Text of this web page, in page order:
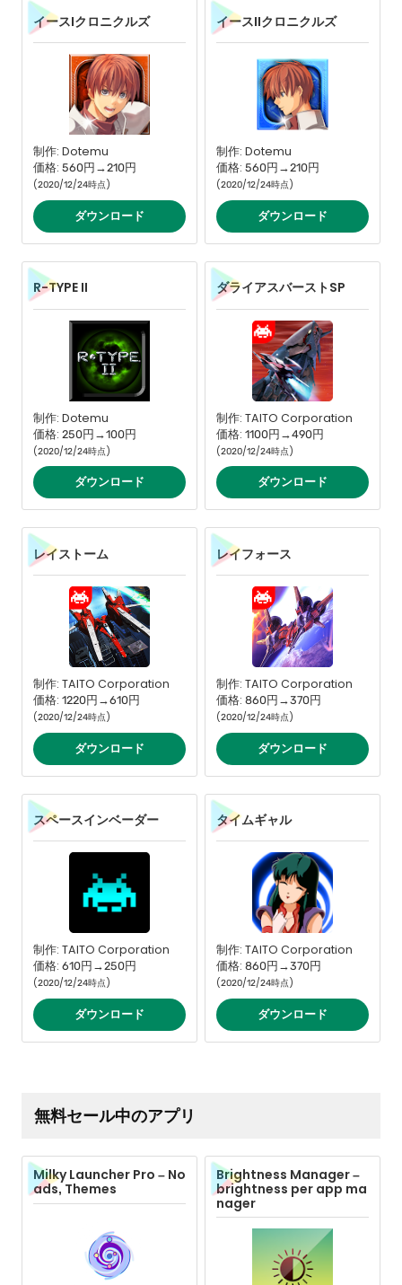
イースIクロニクルズ
制作: Dotemu
価格: 560円→210円
(2020/12/24時点)
ダウンロード
イースIIクロニクルズ
制作: Dotemu
価格: 560円→210円
(2020/12/24時点)
ダウンロード
R-TYPE II
制作: Dotemu
価格: 250円→100円
(2020/12/24時点)
ダウンロード
ダライアスバーストSP
制作: TAITO Corporation
価格: 1100円→490円
(2020/12/24時点)
ダウンロード
レイストーム
制作: TAITO Corporation
価格: 1220円→610円
(2020/12/24時点)
ダウンロード
レイフォース
制作: TAITO Corporation
価格: 860円→370円
(2020/12/24時点)
ダウンロード
スペースインベーダー
制作: TAITO Corporation
価格: 610円→250円
(2020/12/24時点)
ダウンロード
タイムギャル
制作: TAITO Corporation
価格: 860円→370円
(2020/12/24時点)
ダウンロード
無料セール中のアプリ
Milky Launcher Pro – No
ads, Themes
Brightness Manager –
brightness per app ma
nager